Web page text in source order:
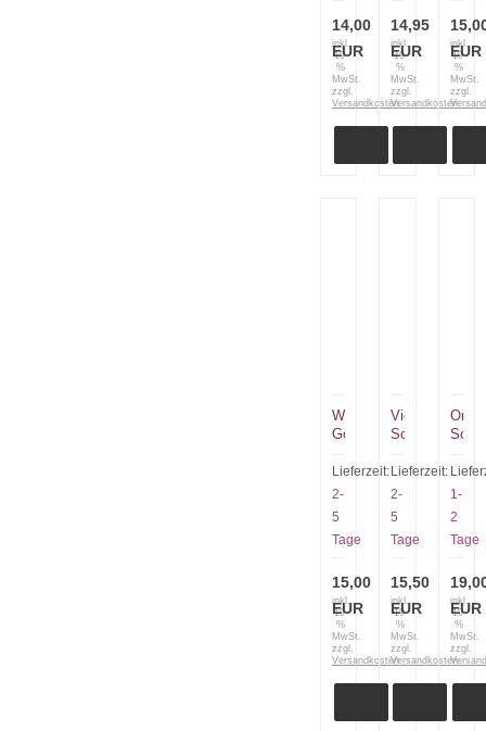
14,00
EUR
inkl.
19
%
MwSt.
zzgl.
Versandkosten
14,95
EUR
inkl.
19
%
MwSt.
zzgl.
Versandkosten
EUR
inkl.
19
%
MwSt.
zzgl.
Wüsthof
Gourmetpinzette
förmig
9199900901
Lieferzeit:
2-
5
Tage
15,00
EUR
inkl.
19
%
MwSt.
zzgl.
Versandkosten
Victorinox
mit
langer
und
kurzer
Kette
Lieferzeit:
2-
5
Tage
15,50
EUR
inkl.
19
%
MwSt.
zzgl.
Versandkosten
Nylon
für
die
22"
1-
2
Tage
EUR
inkl.
19
%
MwSt.
zzgl.